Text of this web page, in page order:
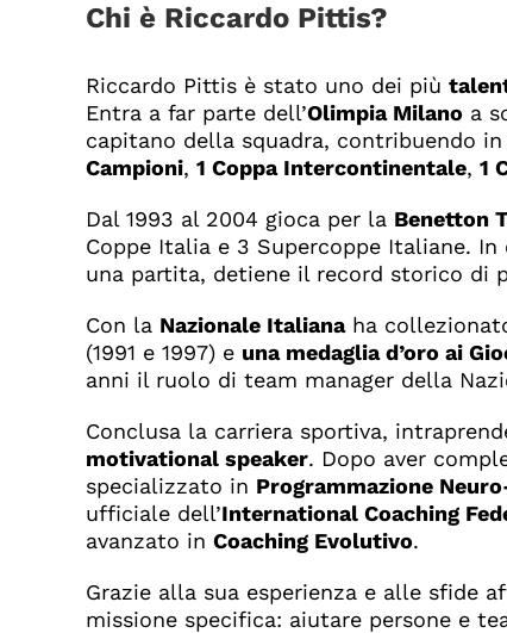
Chi è Riccardo Pittis?
Riccardo Pittis è stato uno dei più
Entra a far parte dell’Olimpia Milanoa
capitano della squadra, contribuendo
Campioni, 1 Coppa Intercontinentale, 1
Dal 1993 al 2004 gioca per la Benetton
Coppe Italia e 3 Supercoppe Italiane.
una partita, detiene il record storico di
Con la Nazionale Italianaha
(1991 e 1997) e una medaglia d’oro ai
anni il ruolo di team manager della
Conclusa la carriera sportiva,
motivational speaker. Dopo aver
specializzato in Programmazione
ufficiale dell’International Coaching
avanzato in Coaching Evolutivo.
Grazie alla sua esperienza e alle sfide
missione specifica: aiutare persone e